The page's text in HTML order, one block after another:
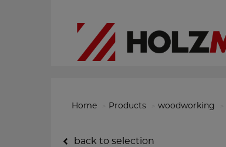
Home Products woodworking
back to selection